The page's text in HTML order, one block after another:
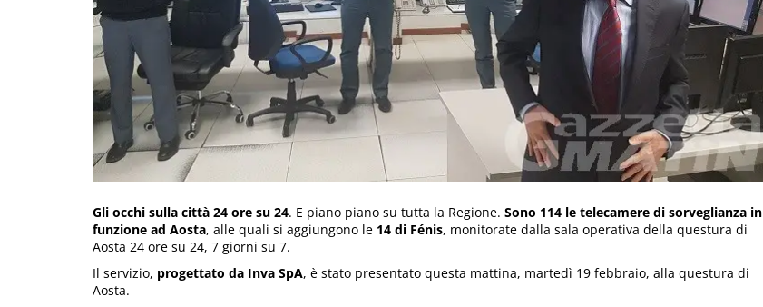
Gli occhi sulla città 24 ore su 24. E piano piano su tutta la Regione. Sono 114 le telecamere di sorveglianza in
funzione ad Aosta, alle quali si aggiungono le 14 di Fénis, monitorate dalla sala operativa della questura di
Aosta 24 ore su 24, 7 giorni su 7.
Il servizio, progettato da Inva SpA, è stato presentato questa mattina, martedì 19 febbraio, alla questura di
Aosta.